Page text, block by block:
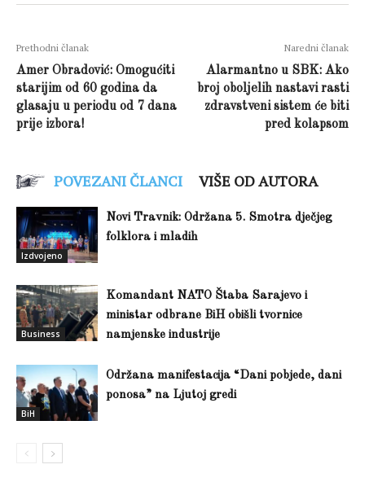
Prethodni članak
Amer Obradović: Omogućiti
starijim od 60 godina da
glasaju u periodu od 7 dana
prije izbora!
Naredni članak
Alarmantno u SBK: Ako
broj oboljelih nastavi rasti
zdravstveni sistem će biti
pred kolapsom
POVEZANI ČLANCI VIŠE OD AUTORA
Izdvojeno
Novi Travnik: Održana 5. Smotra dječjeg
folklora i mladih
Business
Komandant NATO Štaba Sarajevo i
ministar odbrane BiH obišli tvornice
namjenske industrije
BiH
Održana manifestacija “Dani pobjede, dani
ponosa” na Ljutoj gredi